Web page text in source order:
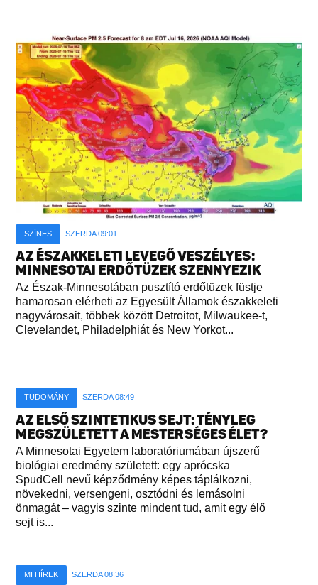
SZÍNES SZERDA 09:01
AZ ÉSZAKKELETI LEVEGŐ VESZÉLYES:
MINNESOTAI ERDŐTÜZEK SZENNYEZIK
Az Észak-Minnesotában pusztító erdőtüzek füstje
hamarosan elérheti az Egyesült Államok északkeleti
nagyvárosait, többek között Detroitot, Milwaukee-t,
Clevelandet, Philadelphiát és New Yorkot...
TUDOMÁNY SZERDA 08:49
AZ ELSŐ SZINTETIKUS SEJT: TÉNYLEG
MEGSZÜLETETT A MESTERSÉGES ÉLET?
A Minnesotai Egyetem laboratóriumában újszerű
biológiai eredmény született: egy aprócska
SpudCell nevű képződmény képes táplálkozni,
növekedni, versengeni, osztódni és lemásolni
önmagát – vagyis szinte mindent tud, amit egy élő
sejt is...
MI HÍREK SZERDA 08:36